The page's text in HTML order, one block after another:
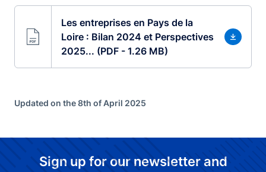
Les entreprises en Pays de la
Loire : Bilan 2024 et Perspectives
2025... (PDF - 1.26 MB)
Updated on the 8th of April 2025
Sign up for our newsletter and